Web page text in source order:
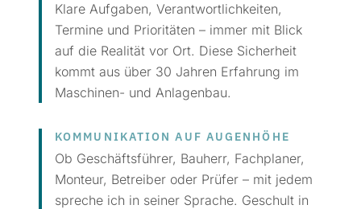
Klare Aufgaben, Verantwortlichkeiten,
Termine und Prioritäten – immer mit Blick
auf die Realität vor Ort. Diese Sicherheit
kommt aus über 30 Jahren Erfahrung im
Maschinen- und Anlagenbau.
KOMMUNIKATION AUF AUGENHÖHE
Ob Geschäftsführer, Bauherr, Fachplaner,
Monteur, Betreiber oder Prüfer – mit jedem
spreche ich in seiner Sprache. Geschult in